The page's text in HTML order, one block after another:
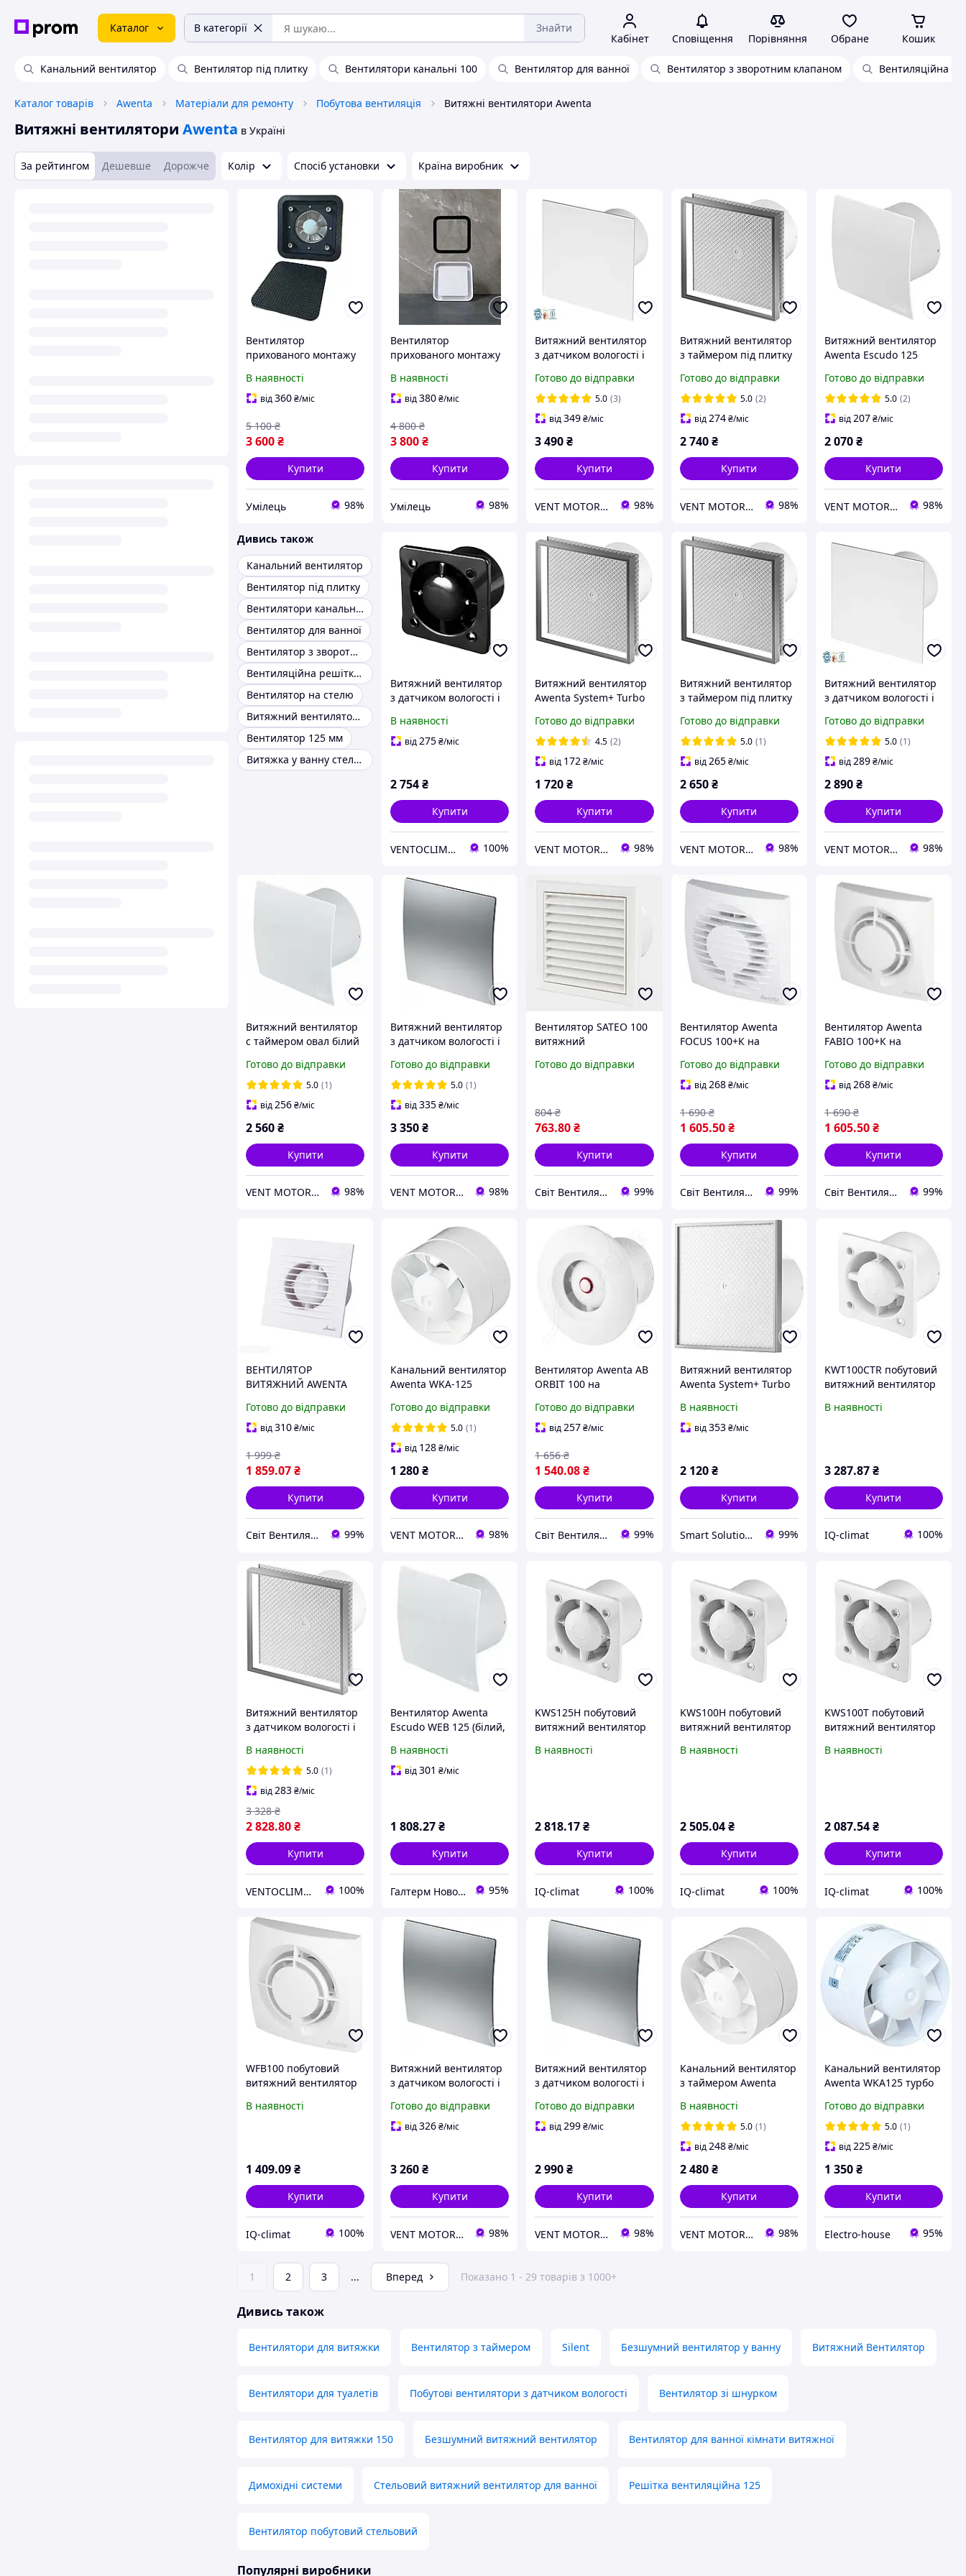
Каталог В категорії Знайти
Кабінет Сповіщення Порівняння Обране Кошик
Канальний вентилятор Вентилятор під плитку Вентилятори канальні 100 Вентилятор для ванної Вентилятор з зворотним клапаном Вентиляційна
Каталог товарів Awenta Матеріали для ремонту Побутова вентиляція Витяжні вентилятори Awenta
Витяжні вентилятори Awenta в Україні
За рейтингом Дешевше Дорожче Колір Спосіб установки Країна виробник
Вентилятор
прихованого монтажу
ЧОРНИЙ, ЗАОКРУГЛЕНІ
КУТИ на підшипнику
В наявності
від360₴/міс
3 600₴
5 100 ₴
Купити
Умілець 98%
Вентилятор
прихованого монтажу
БІЛИЙ ЗАОКРУГЛЕНІ
КУТИ
В наявності
від380₴/міс
3 800₴
4 800 ₴
Купити
Умілець 98%
Витяжний вентилятор
з датчиком вологості і
System+ 125 зі
зворотним клапаном
Готово до відправки
5.0 (3)
від349₴/міс
3 490₴
Купити
VENT MOTOR - магазин вентиляції 98%
Витяжний вентилятор
з таймером під плитку
Готово до відправки
5.0 (2)
від274 ₴/міс
2 740 ₴
Купити
VENT MOTOR - магазин вентиляції 98%
Витяжний вентилятор
Awenta Escudo 125
Готово до відправки
5.0 (2)
від207₴/міс
2 070₴
Купити
VENT MOTOR - магазин вентиляції 98%
Дивись також
Канальний вентилятор
Вентилятор під плитку
Вентилятори канальні 100
Вентилятор для ванної
Вентилятор з зворотним клапаном
Вентиляційна решітка 150
Вентилятор на стелю
Витяжний вентилятор для кухні
Вентилятор 125 мм
Витяжка у ванну стельова
Витяжний вентилятор
з датчиком вологості і
System+ KWS 100 CZ
Чорний
В наявності
від275₴/міс
2 754₴
Купити
VENTOCLIMATE 100%
Витяжний вентилятор
Awenta System+ Turbo
Готово до відправки
4.5 (2)
від 172₴/міс
1 720₴
Купити
VENT MOTOR - магазин вентиляції 98%
Витяжний вентилятор
з таймером під плитку
зворотним клапаном
Готово до відправки
5.0 (1)
від265 ₴/міс
2 650 ₴
Купити
VENT MOTOR - магазин вентиляції 98%
Витяжний вентилятор
з датчиком вологості і
Turbo 100 зі зворотним
клапаном
Готово до відправки
5.0 (1)
від289₴/міс
2 890₴
Купити
VENT MOTOR - магазин вентиляції 98%
Витяжний вентилятор
с таймером овал білий
100 зі зворотним
клапанои
Готово до відправки
5.0 (1)
від 256₴/міс
2 560₴
Купити
VENT MOTOR - магазин вентиляції 98%
Витяжний вентилятор
з датчиком вологості і
сатинове Awenta
System+ 125
Готово до відправки
5.0 (1)
від335₴/міс
3 350₴
Купити
VENT MOTOR - магазин вентиляції 98%
Вентилятор SATEO 100
витяжний
Готово до відправки
763.80₴
804 ₴
Купити
Світ Вентиляції 99%
Вентилятор Awenta
FOCUS 100+К на
зворотним клапаном
Готово до відправки
від 268 ₴/міс
1 605.50 ₴
1 690 ₴
Купити
Світ Вентиляції 99%
Вентилятор Awenta
FABIO 100+К на
зворотним клапаном
Готово до відправки
від 268₴/міс
1 605.50₴
1 690 ₴
Купити
Світ Вентиляції 99%
ВЕНТИЛЯТОР
ВИТЯЖНИЙ AWENTA
БІЛИЙ безшумний
Готово до відправки
від310₴/міс
1 859.07₴
1 999 ₴
Купити
Світ Вентиляції 99%
Канальний вентилятор
Awenta WKA-125
Готово до відправки
5.0 (1)
від 128₴/міс
1 280₴
Купити
VENT MOTOR - магазин вентиляції 98%
Вентилятор Awenta AB
ORBIT 100 на
Готово до відправки
від257₴/міс
1 540.08₴
1 656 ₴
Купити
Світ Вентиляції 99%
Витяжний вентилятор
Awenta System+ Turbo
В наявності
від353 ₴/міс
2 120 ₴
Купити
Smart Solution (Розумні рішення) 🇺🇦 99%
KWT100CTR побутовий
витяжний вентилятор
таймером вимкнення
В наявності
3 287.87₴
Купити
IQ-climat 100%
Витяжний вентилятор
з датчиком вологості і
System+ KWS-PI 100Н
під плитку
В наявності
5.0 (1)
від283₴/міс
2 828.80₴
3 328 ₴
Купити
VENTOCLIMATE 100%
Вентилятор Awenta
Escudo WEB 125 (білий,
95м.куб/год., 13Вт,
37дБ)
В наявності
від301 ₴/міс
1 808.27₴
Купити
Галтерм Новояворівськ. Сантехніка, опалення, водопостачання. 95%
KWS125H побутовий
витяжний вентилятор
таймером вимкнення
В наявності
2 818.17₴
Купити
IQ-climat 100%
KWS100H побутовий
витяжний вентилятор
таймером вимкнення
В наявності
2 505.04 ₴
Купити
IQ-climat 100%
KWS100T побутовий
витяжний вентилятор
таймером вимкнення,
В наявності
2 087.54₴
Купити
IQ-climat 100%
WFB100 побутовий
витяжний вентилятор
м³/год.
В наявності
1 409.09₴
Купити
IQ-climat 100%
Витяжний вентилятор
з датчиком вологості і
Awenta System+ 100
зворотний клапан
Готово до відправки
від326₴/міс
3 260₴
Купити
VENT MOTOR - магазин вентиляції 98%
Витяжний вентилятор
з датчиком вологості і
Awenta System+ 100
Готово до відправки
від299₴/міс
2 990₴
Купити
VENT MOTOR - магазин вентиляції 98%
Канальний вентилятор
з таймером Awenta
В наявності
5.0 (1)
від248 ₴/міс
2 480 ₴
Купити
VENT MOTOR - магазин вентиляції 98%
Канальний вентилятор
Awenta WKA125 турбо
Готово до відправки
5.0 (1)
від225₴/міс
1 350₴
Купити
Electro-house 95%
1 2 3 ... Вперед Показано 1 - 29 товарів з 1000+
Дивись також
Вентилятори для витяжки Вентилятор з таймером Silent Безшумний вентилятор у ванну Витяжний Вентилятор
Вентилятори для туалетів Побутові вентилятори з датчиком вологості Вентилятор зі шнурком
Вентилятор для витяжки 150 Безшумний витяжний вентилятор Вентилятор для ванної кімнати витяжної
Димохідні системи Стельовий витяжний вентилятор для ванної Решітка вентиляційна 125
Вентилятор побутовий стельовий
Популярні виробники